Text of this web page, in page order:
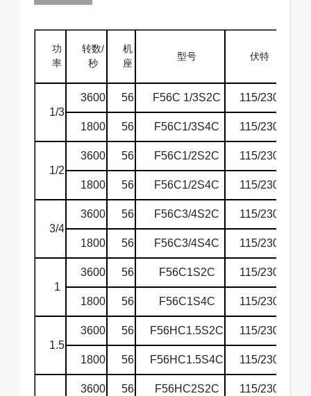
功
率
转数/
秒
机
座
型号 伏特
1/3
3600 56 F56C 1/3S2C 115/230
1800 56 F56C1/3S4C 115/230
1/2
3600 56 F56C1/2S2C 115/230
1800 56 F56C1/2S4C 115/230
3/4
3600 56 F56C3/4S2C 115/230
1800 56 F56C3/4S4C 115/230
1
3600 56 F56C1S2C 115/230
1800 56 F56C1S4C 115/230
1.5
3600 56 F56HC1.5S2C 115/230
1800 56 F56HC1.5S4C 115/230
3600 56 F56HC2S2C 115/230